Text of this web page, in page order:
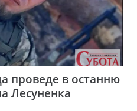
проведе в останню
Лесуненка